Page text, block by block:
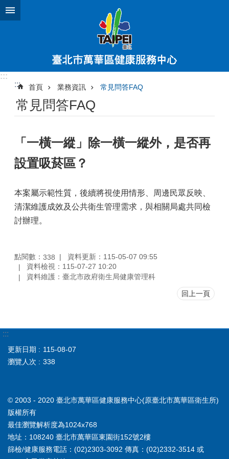
跳到主要內容區塊
:::
:::
首頁 業務資訊 常見問答FAQ
常見問答FAQ
「一橫一縱」除一橫一縱外，是否再
設置吸菸區？
本案屬示範性質，後續將視使用情形、周邊民眾反映、
清潔維護成效及公共衛生管理需求，與相關局處共同檢
討辦理。
點閱數： 338
資料更新：115-05-07 09:55
資料檢視：115-07-27 10:20
資料維護：臺北市政府衛生局健康管理科
回上一頁
:::
更新日期
115-08-07
瀏覽人次
338
© 2003 - 2020 臺北市萬華區健康服務中心(原臺北市萬華區衛生所)
版權所有
最佳瀏覽解析度為1024x768
地址：108240 臺北市萬華區東園街152號2樓
篩檢/健康服務電話：(02)2303-3092 傳真：(02)2332-3514 或